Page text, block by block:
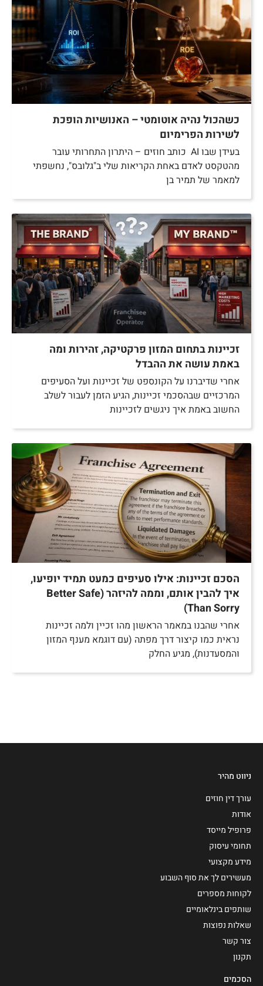
כשהכול נהיה אוטומטי – האנושיות הופכת
לשירות הפרימיום
בעידן שבו AI כותב חוזים – היתרון התחרותי עובר
מהטקסט לאדם באחת הקריאות שלי ב"גלובס", נחשפתי
למאמר של תמיר בן
זכיינות בתחום המזון פרקטיקה, זהירות ומה
באמת עושה את ההבדל
אחרי שדיברנו על הקונספט של זכיינות ועל הסעיפים
המרכזיים שבהסכמי זכיינות, הגיע הזמן לעבור לשלב
החשוב באמת איך ניגשים לזכיינות
הסכם זכיינות: אילו סעיפים כמעט תמיד יופיעו,
איך להבין אותם, וממה להיזהר (Better Safe
Than Sorry)
אחרי שהבנו במאמר הראשון מהו זכיין ולמה זכיינות
נראית כמו קיצור דרך מפתה (עם דוגמא מענף המזון
והמסעדנות), מגיע החלק
ניווט מהיר
עורך דין חוזים
אודות
פרופיל מייסד
תחומי עיסוק
מידע מקצועי
מעשירים לך את סוף השבוע
לקוחות מספרים
שותפים בינלאומיים
שאלות נפוצות
צור קשר
תקנון
הסכמים